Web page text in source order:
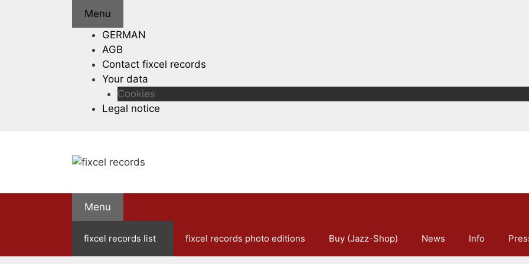
Menu
GERMAN
AGB
Contact fixcel records
Your data
Cookies
Legal notice
Menu
fixcel records list fixcel records photo editions Buy (Jazz-Shop) News Info